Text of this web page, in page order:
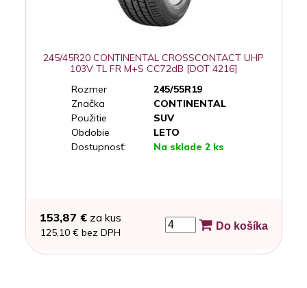
245/45R20 CONTINENTAL CROSSCONTACT UHP
103V TL FR M+S CC72dB [DOT 4216]
Rozmer
245/55R19
Značka
CONTINENTAL
Použitie
SUV
Obdobie
LETO
Dostupnosť:
Na sklade 2 ks
153,87 €za kus
125,10 € bez DPH
Do košíka